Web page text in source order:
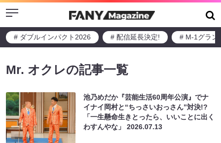
Menu
# ダブルインパクト2026 # 配信延長決定! # M-1グラン
Mr. オクレの記事一覧
池乃めだか『芸能生活60周年公演』でナ
イナイ岡村と“ちっさいおっさん”対決!?
「一生懸命生きとったら、いいことに出く
わすんやな」2026.07.13